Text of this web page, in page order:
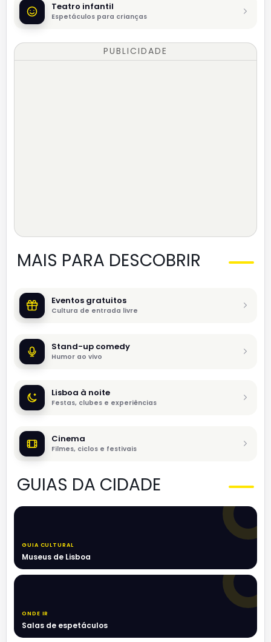
Teatro infantil
Espetáculos para crianças
PUBLICIDADE
MAIS PARA DESCOBRIR
Eventos gratuitos
Cultura de entrada livre
Stand-up comedy
Humor ao vivo
Lisboa à noite
Festas, clubes e experiências
Cinema
Filmes, ciclos e festivais
GUIAS DA CIDADE
GUIA CULTURAL
Museus de Lisboa
ONDE IR
Salas de espetáculos